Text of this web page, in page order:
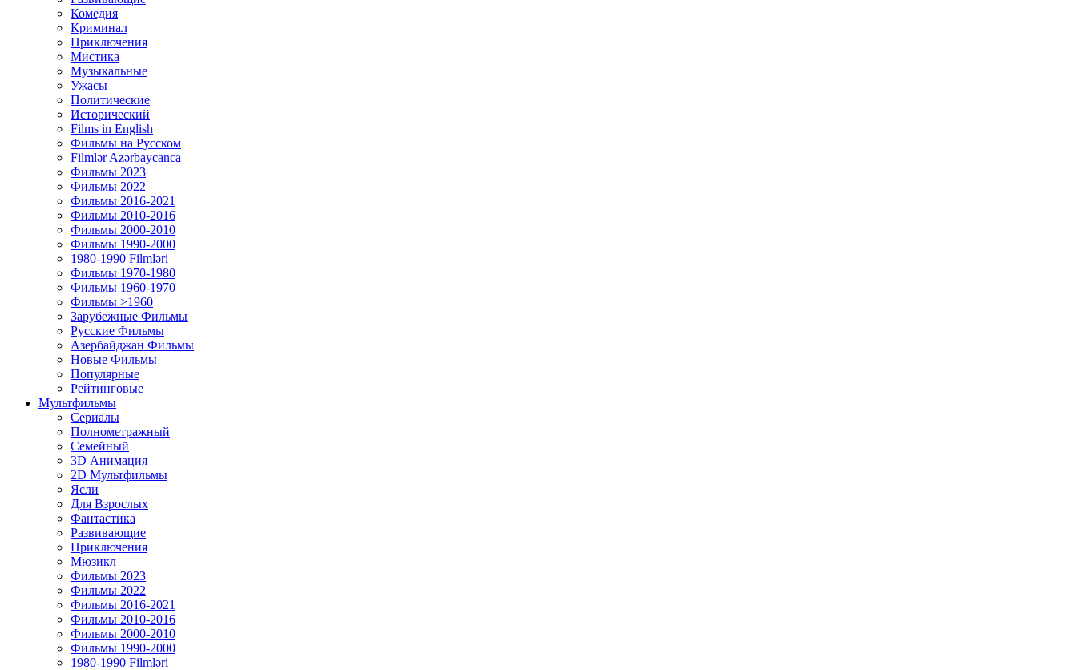
Комедия
Криминал
Приключения
Мистика
Музыкальные
Ужасы
Политические
Исторический
Films in English
Фильмы на Русском
Filmlər Azərbaycanca
Фильмы 2023
Фильмы 2022
Фильмы 2016-2021
Фильмы 2010-2016
Фильмы 2000-2010
Фильмы 1990-2000
1980-1990 Filmləri
Фильмы 1970-1980
Фильмы 1960-1970
Фильмы >1960
Зарубежные Фильмы
Русские Фильмы
Азербайджан Фильмы
Новые Фильмы
Популярные
Рейтинговые
Мультфильмы
Сериалы
Полнометражный
Семейный
3D Анимация
2D Мультфильмы
Ясли
Для Взрослых
Фантастика
Развивающие
Приключения
Мюзикл
Фильмы 2023
Фильмы 2022
Фильмы 2016-2021
Фильмы 2010-2016
Фильмы 2000-2010
Фильмы 1990-2000
1980-1990 Filmləri